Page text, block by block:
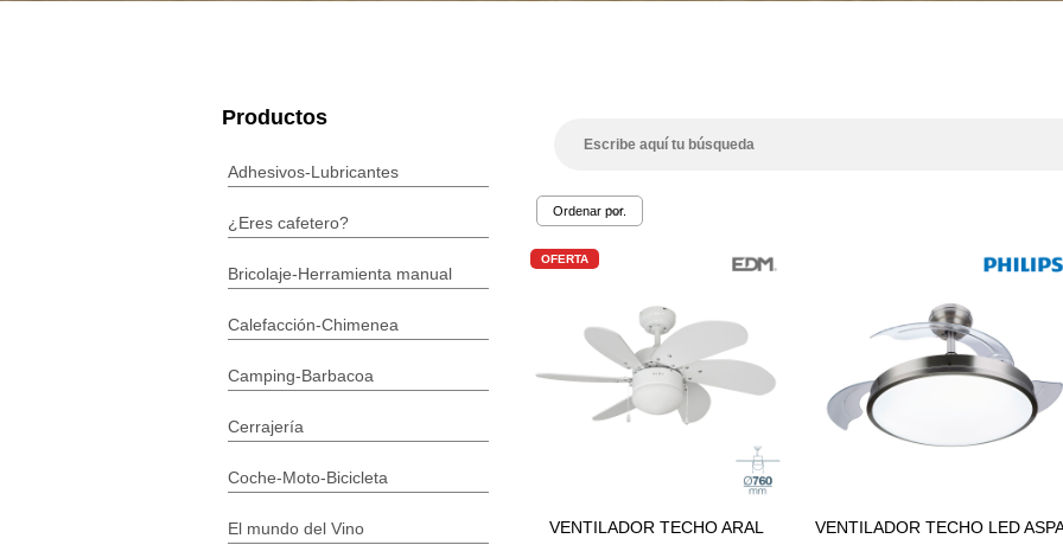
Productos
Adhesivos-Lubricantes
¿Eres cafetero?
Bricolaje-Herramienta manual
Calefacción-Chimenea
Camping-Barbacoa
Cerrajería
Coche-Moto-Bicicleta
El mundo del Vino
OFERTA
VENTILADOR TECHO ARAL
VENTILADOR TECHO LED